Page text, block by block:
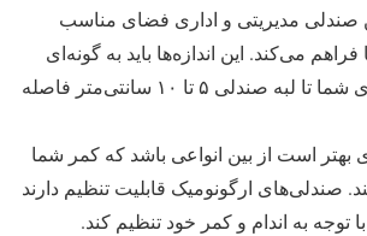
صندلی مدیریتی و اداری فضای مناسب
می‌کند. این اندازه‌ها باید به گونه‌ای
باشند که بین زانوی شما تا لبه صندلی ۵ تا ۱۰ سانتی‌متر فاصله
بهتر است از بین انواعی باشد که کمر شما
صندلی‌های ارگونومیک قابلیت تنظیم دارند
با توجه به اندام و کمر خود تنظیم کند.